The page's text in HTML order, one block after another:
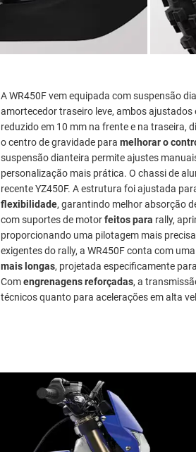
A WR450F vem equipada com suspensão
amortecedor traseiro leve, ambos
reduzido em 10 mm na frente e na traseira,
o centro de gravidade para melhorar o
suspensão dianteira permite ajustes
personalização mais prática. O chassi de
recente YZ450F. A estrutura foi ajustada
flexibilidade, garantindo melhor absorção
com suportes de motorfeitos para rally,
proporcionando uma pilotagem mais
exigentes do rally, a WR450F conta com uma
mais longas, projetada especificamente
Comengrenagens reforçadas, a
técnicos quanto para acelerações em alta